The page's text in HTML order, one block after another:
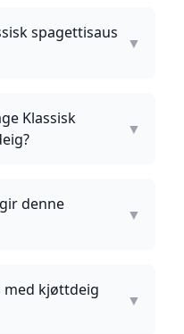
spagettisaus
▼
Klassisk
▼
denne
▼
med kjøttdeig
▼